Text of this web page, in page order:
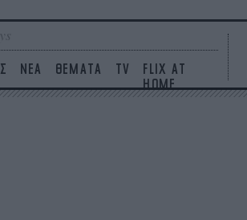
ΝΕΑ ΘΕΜΑΤΑ TV
FLIX AT
HOME